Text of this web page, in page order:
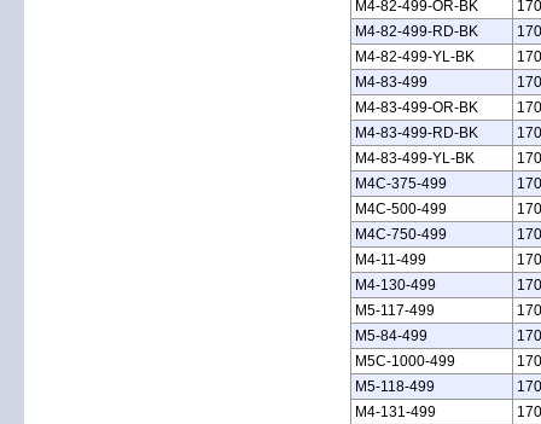
M4‑82‑499‑OR‑BK
M4‑82‑499‑RD‑BK
M4‑82‑499‑YL‑BK
M4‑83‑499
M4‑83‑499‑OR‑BK
M4‑83‑499‑RD‑BK
M4‑83‑499‑YL‑BK
M4C‑375‑499
M4C‑500‑499
M4C‑750‑499
M4‑11‑499
M4‑130‑499
M5‑117‑499
M5‑84‑499
M5C‑1000‑499
M5‑118‑499
M4‑131‑499